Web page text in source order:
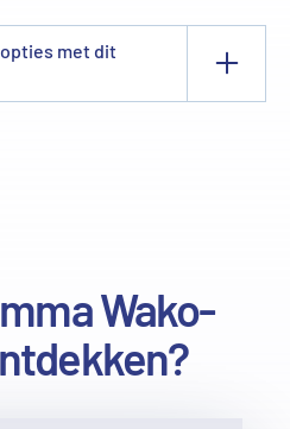
met dit
Wako-